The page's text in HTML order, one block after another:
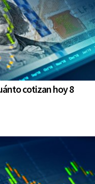
cotizan hoy 8